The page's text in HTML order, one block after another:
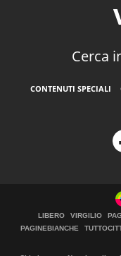
Cerca
CONTENUTI SPECIALI
LIBERO VIRGILIO
PAGINEBIANCHE